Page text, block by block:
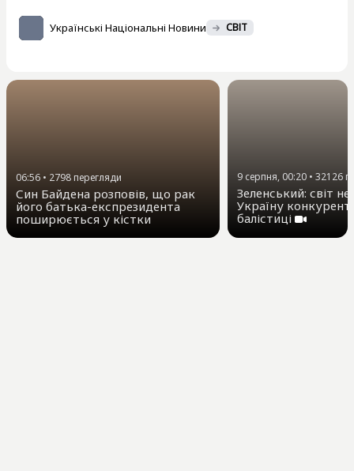
Українські Національні Новини СВІТ
06:56 • 2798перегляди
Син Байдена розповів, що рак
його батька-експрезидента
поширюється у кістки
9 серпня, 00:20 • 32126
Зеленський: світ
Україну
балістиці